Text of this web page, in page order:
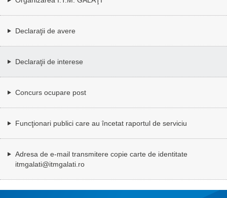
Declaraţii de avere
Declaraţii de interese
Concurs ocupare post
Funcţionari publici care au încetat raportul de serviciu
Adresa de e-mail transmitere copie carte de identitate
itmgalati@itmgalati.ro